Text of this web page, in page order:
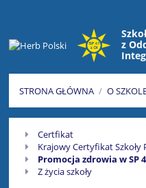
z
w
STRONA GŁÓWNA / O
Szkoła
promująca
zdrowie
Certfikat
Krajowy Certyfikat
Promocja zdrowia w SP
Z życia szkoły